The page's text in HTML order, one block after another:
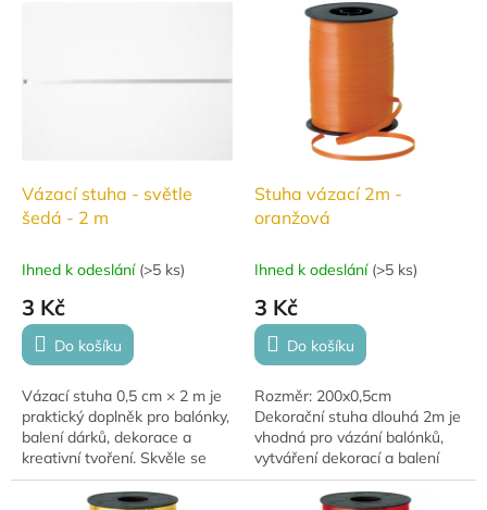
Vázací stuha - světle
šedá - 2 m
Ihned k odeslání (>5 ks)
3 Kč
Do košíku
Vázací stuha 0,5 cm × 2 m je
praktický doplněk pro balónky,
balení dárků, dekorace a
kreativní tvoření. Skvěle se
hodí k uvázání balónků,
výrobě mašlí i slavnostní
Stuha vázací 2m -
oranžová
Ihned k odeslání (>5 ks)
3 Kč
Do košíku
Rozměr: 200x0,5cm
Dekorační stuha dlouhá 2m je
vhodná pro vázání balónků,
vytváření dekorací a balení
dárků.